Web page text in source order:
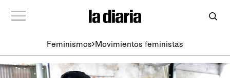
Feminismos Movimientos feministas